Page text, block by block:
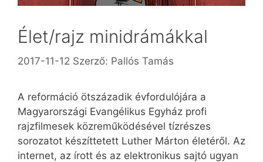
Élet/rajz minidrámákkal
2017-11-12 Szerző: Pallós Tamás
A reformáció ötszázadik évfordulójára a
Magyarországi Evangélikus Egyház profi
rajzfilmesek közreműködésével tízrészes
sorozatot készíttetett Luther Márton életéről. Az
internet, az írott és az elektronikus sajtó ugyan